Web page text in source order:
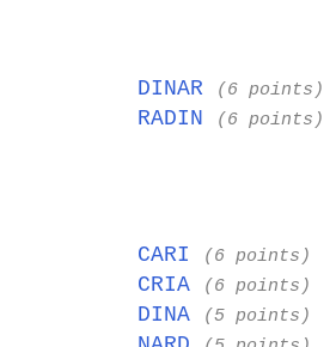
DINAR (6 points)
RADIN (6 points)
CARI (6 points)
CRIA (6 points)
DINA (5 points)